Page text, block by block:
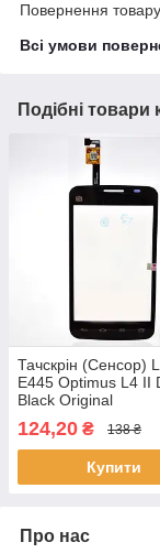
Повернення
Всі умови
Подібні товари
Тачскрін (Сенсор)
E445 Optimus L4 II
Black Original
124,20 ₴ 138 ₴
Купити
Про нас